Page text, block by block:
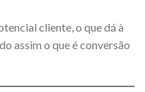
cliente, o que dá à
assim o que é conversão